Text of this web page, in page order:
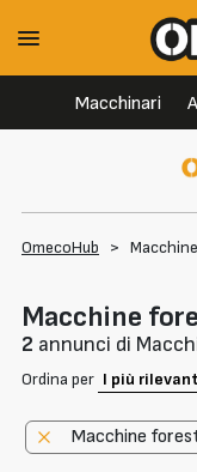
Macchinari
OmecoHub >
Macchine
2 annunci di
Ordina per
Macchine